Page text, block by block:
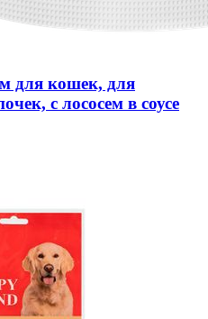
для кошек, для
с лососем в соусе